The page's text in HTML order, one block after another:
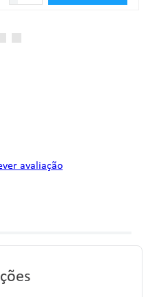
avaliação